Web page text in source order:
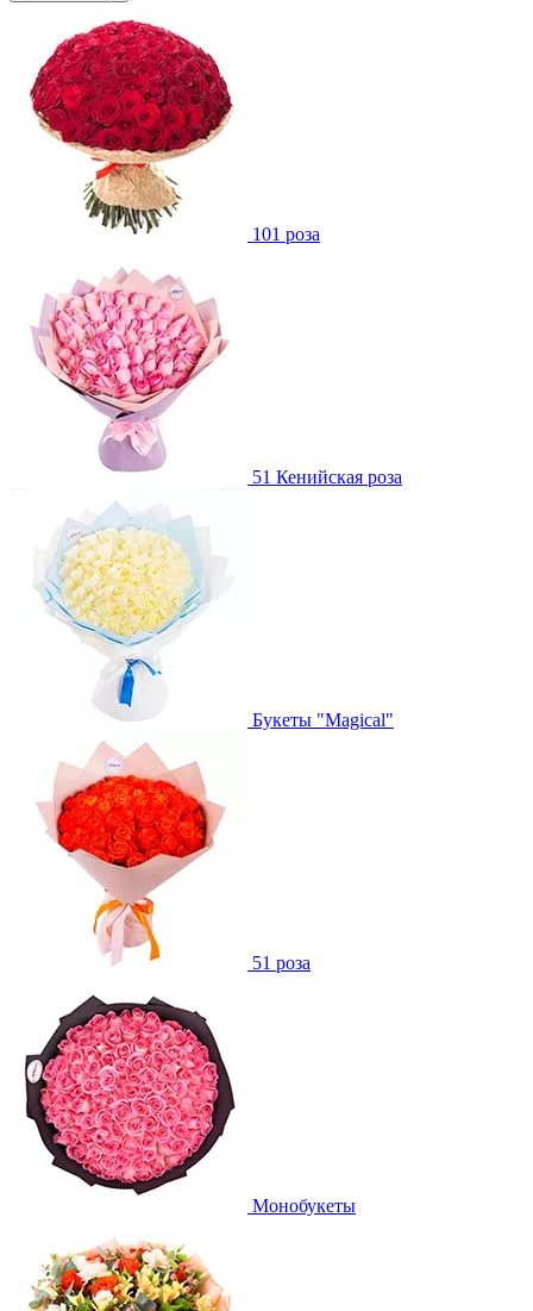
101 роза
51 Кенийская роза
Букеты "Magical"
51 роза
Монобукеты